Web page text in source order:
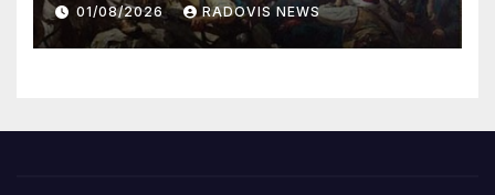
01/08/2026 RADOVIS NEWS